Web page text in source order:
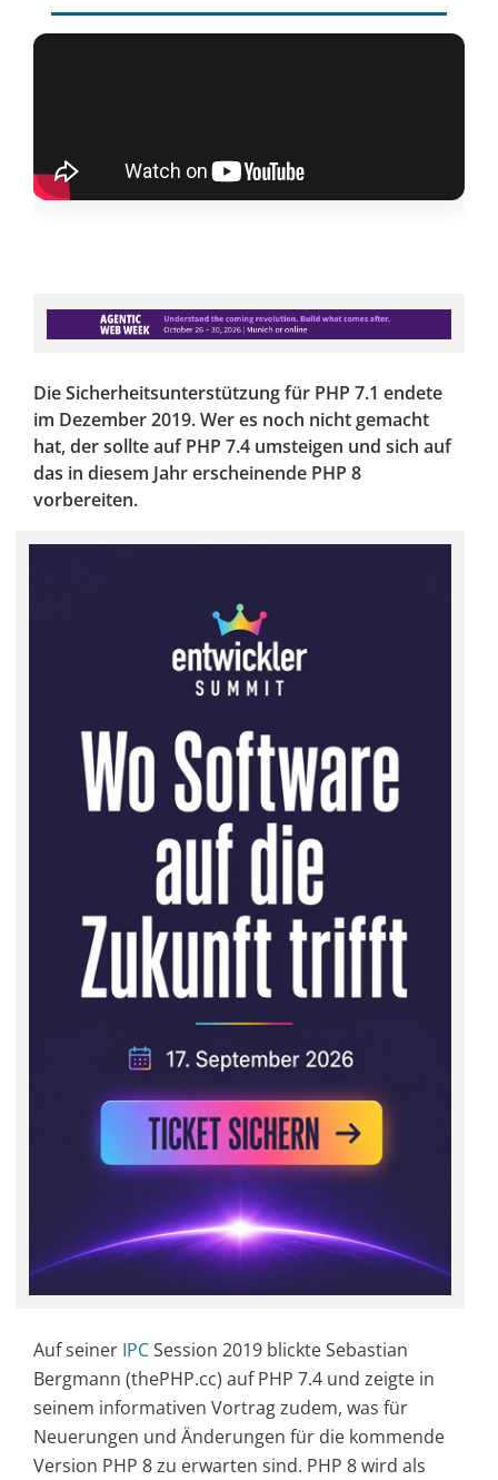
Die Sicherheitsunterstützung für PHP 7.1 endete
im Dezember 2019. Wer es noch nicht gemacht
hat, der sollte auf PHP 7.4 umsteigen und sich auf
das in diesem Jahr erscheinende PHP 8
vorbereiten.
Auf seiner IPCSession 2019 blickte Sebastian
Bergmann (thePHP.cc) auf PHP 7.4 und zeigte in
seinem informativen Vortrag zudem, was für
Neuerungen und Änderungen für die kommende
Version PHP 8 zu erwarten sind. PHP 8 wird als